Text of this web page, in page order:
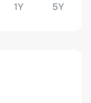
1Y 5Y